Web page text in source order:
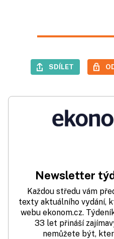
SDÍLET
Newsletter
Každou středu vám
texty aktuálního vydání,
webu ekonom.cz.
33 let přináší
nemůžete být,